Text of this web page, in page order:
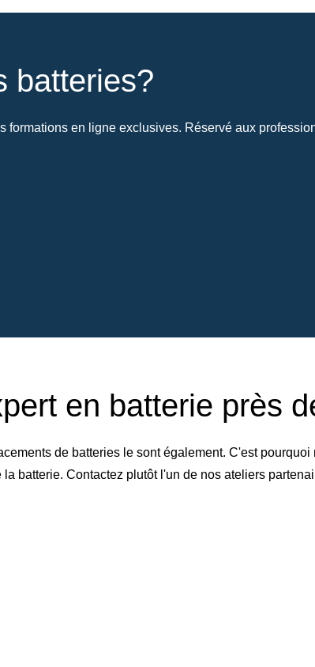
batteries?
formations en ligne exclusives. Réservé aux
en batterie près
de batteries le sont également. C'est
batterie. Contactez plutôt l'un de nos ateliers